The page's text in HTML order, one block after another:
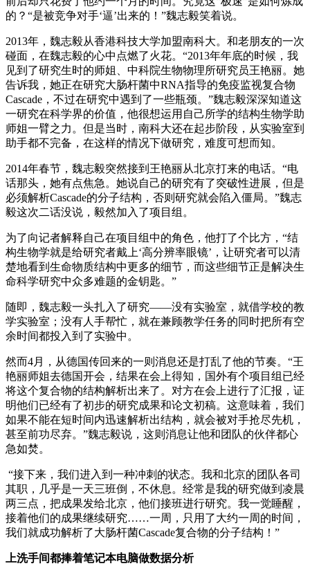
的？“是被竞争对手‘逼’出来的！”魏志毅笑着说。
2013年，魏志毅从香港科技大学加盟南科大。和老朋友的一次
碰面，在魏志毅的心中点燃了火花。“2013年年底的时候，我
见到了研究生时的师姐、中科院生物物理所研究员王艳丽。她
告诉我，她正在研究大肠杆菌中RNA指导的免疫监视复合物
Cascade，不过在研究中遇到了一些瓶颈。”魏志毅深深知道这
一研究在科学界的价值，他很想运用自己所学的结构生物学助
师姐一臂之力。但是当时，南科大还在起步阶段，从实验室到
助手都不完备，在这样的情况下做研究，难度可想而知。
2014年春节，魏志毅突然接到王艳丽从北京打来的电话。“电
话那头，她有点焦急。她说自己的研究有了突破性进展，但是
必须解析Cascade的分子结构，否则研究就会陷入僵局。”魏志
毅这次二话没说，毅然加入了项目组。
为了向记者解释自己在项目组中的角色，他打了个比方，“结
构生物学就是给研究者戴上‘高分辨率眼镜’，让研究者可以清
楚地看到生命物质结构中更多的细节，而这些细节正是解决生
命科学研究中众多难题的金钥匙。”
随即，魏志毅一头扎入了研究——没有实验室，就借学校的教
学实验室；没有人手帮忙，就在兼顾教学任务的同时把所有空
余时间都投入到了实验中。
然而4月，从德国传回来的一则消息还是打乱了他的节奏。“王
艳丽师姐去德国开会，结果在会上得知，国外有个项目组已经
将这个复合物的结构解析出来了。对方在会上进行了汇报，证
明他们已经有了初步的研究成果和论文初稿。这意味着，我们
如果不能在短时间内迅速解析出结构，就会被对手抢尽先机，
甚至前功尽弃。”魏志毅说，这则消息让他和团队的伙伴都心
急如焚。
“接下来，我们进入到一种冲刺的状态。我和北京的团队各司
其职，几乎是一天三班倒，不休息。经常是我的研究做到凌晨
两三点，把成果发给北京，他们接班进行研究。我一觉睡醒，
接着他们的成果继续研究……一周，只用了大约一周的时间，
我们就成功解析了大肠杆菌Cascade复合物的分子结构！”
上洗手间都捧着笔记本电脑做数据分析